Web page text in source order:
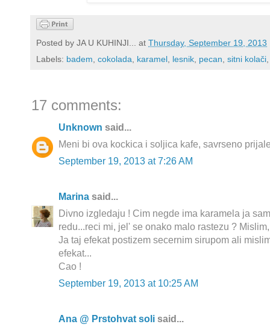
Posted by JA U KUHINJI... at Thursday, September 19, 2013
Labels: badem, cokolada, karamel, lesnik, pecan, sitni kolači
17 comments:
Unknown said...
Meni bi ova kockica i soljica kafe, savrseno
September 19, 2013 at 7:26 AM
Marina said...
Divno izgledaju ! Cim negde ima karamela ja
redu...reci mi, jel' se onako malo rastezu ?
Ja taj efekat postizem secernim sirupom ali
efekat...
Cao !
September 19, 2013 at 10:25 AM
Ana @ Prstohvat soli said...